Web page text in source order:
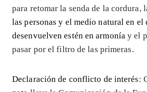
para retomar la senda de la cordura,
las personas y el medio natural en el
desenvuelven estén en armonía y el
pasar por el filtro de las primeras.
Declaración de conflicto de interés: